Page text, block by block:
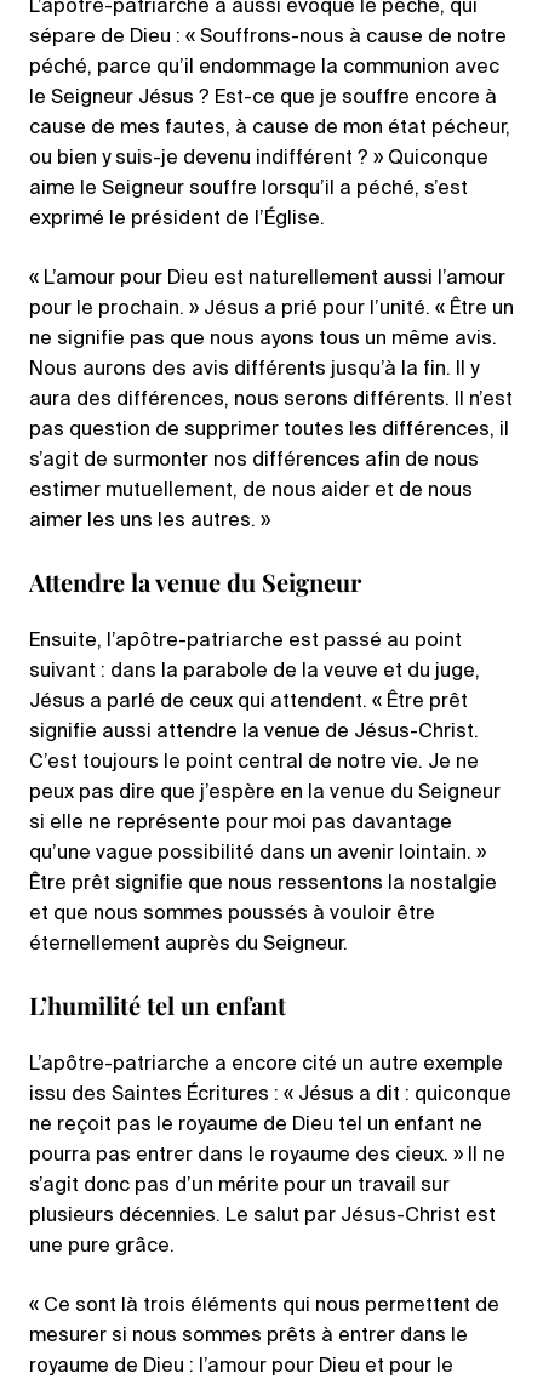
L’apôtre-patriarche a aussi évoqué le péché, qui
sépare de Dieu : « Souffrons-nous à cause de notre
péché, parce qu’il endommage la communion avec
le Seigneur Jésus ? Est-ce que je souffre encore à
cause de mes fautes, à cause de mon état pécheur,
ou bien y suis-je devenu indifférent ? » Quiconque
aime le Seigneur souffre lorsqu’il a péché, s’est
exprimé le président de l’Église.
« L’amour pour Dieu est naturellement aussi l’amour
pour le prochain. » Jésus a prié pour l’unité. « Être un
ne signifie pas que nous ayons tous un même avis.
Nous aurons des avis différents jusqu’à la fin. Il y
aura des différences, nous serons différents. Il n’est
pas question de supprimer toutes les différences, il
s’agit de surmonter nos différences afin de nous
estimer mutuellement, de nous aider et de nous
aimer les uns les autres. »
Attendre la venue du Seigneur
Ensuite, l’apôtre-patriarche est passé au point
suivant : dans la parabole de la veuve et du juge,
Jésus a parlé de ceux qui attendent. « Être prêt
signifie aussi attendre la venue de Jésus-Christ.
C’est toujours le point central de notre vie. Je ne
peux pas dire que j’espère en la venue du Seigneur
si elle ne représente pour moi pas davantage
qu’une vague possibilité dans un avenir lointain. »
Être prêt signifie que nous ressentons la nostalgie
et que nous sommes poussés à vouloir être
éternellement auprès du Seigneur.
L’humilité tel un enfant
L’apôtre-patriarche a encore cité un autre exemple
issu des Saintes Écritures : « Jésus a dit : quiconque
ne reçoit pas le royaume de Dieu tel un enfant ne
pourra pas entrer dans le royaume des cieux. » Il ne
s’agit donc pas d’un mérite pour un travail sur
plusieurs décennies. Le salut par Jésus-Christ est
une pure grâce.
« Ce sont là trois éléments qui nous permettent de
mesurer si nous sommes prêts à entrer dans le
royaume de Dieu : l’amour pour Dieu et pour le